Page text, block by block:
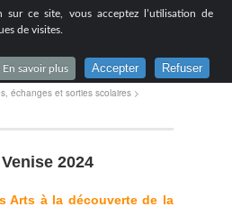
sur ce site, vous acceptez l’utilisation de
de visites.
En savoir plus Accepter Refuser
à Lyon
échanges et sorties scolaires >
2024
Arts à la découverte de la